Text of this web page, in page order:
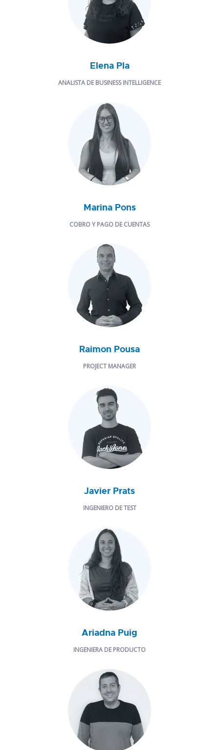
Elena Pla
ANALISTA DE BUSINESS INTELLIGENCE
Marina Pons
COBRO Y PAGO DE CUENTAS
Raimon Pousa
PROJECT MANAGER
Javier Prats
INGENIERO DE TEST
Ariadna Puig
INGENIERA DE PRODUCTO